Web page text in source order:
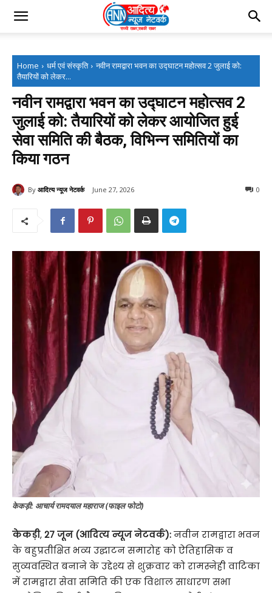
Home धर्म एवं संस्कृति
नवीन रामद्वारा भवन का उद्घाटन महोत्सव 2 जुलाई को:
तैयारियों को लेकर...
नवीन रामद्वारा भवन का उद्घाटन महोत्सव 2
जुलाई को: तैयारियों को लेकर आयोजित हुई
सेवा समिति की बैठक, विभिन्न समितियों का
किया गठन
By आदित्य न्यूज नेटवर्क June 27, 2026 0
केकड़ी: आचार्य रामदयाल महाराज (फाइल फोटो)
केकड़ी,27 जून (आदित्य न्यूज नेटवर्क):नवीन रामद्वारा भवन
के बहुप्रतीक्षित भव्य उद्घाटन समारोह को ऐतिहासिक व
सुव्यवस्थित बनाने के उद्देश्य से शुक्रवार को रामस्नेही वाटिका
में रामद्वारा सेवा समिति की एक विशाल साधारण सभा